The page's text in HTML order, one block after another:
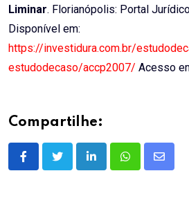
Liminar. Florianópolis: Portal
Disponível em:
https://investidura.com.br/
estudodecaso/accp2007/ Acesso
Compartilhe:
LinkedInWhatsappShare